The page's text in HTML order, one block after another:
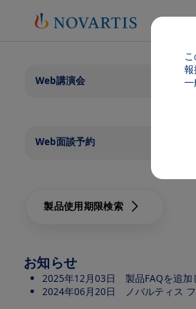
Web講演会
Web面談予約
製品使用期限検索
お知らせ
2025年12月03日 製品FAQを追加
2024年06月20日 ノバルティス
報
一